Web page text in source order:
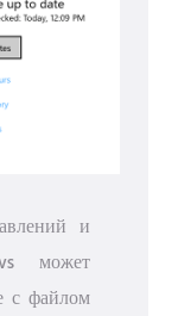
и
может
с файлом